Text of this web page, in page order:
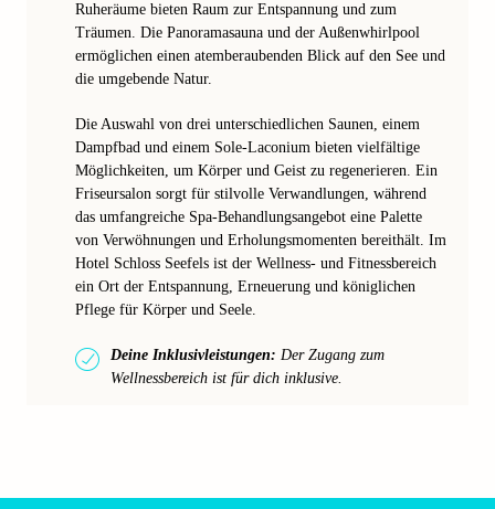
Ruheräume bieten Raum zur Entspannung und zum
Träumen. Die Panoramasauna und der Außenwhirlpool
ermöglichen einen atemberaubenden Blick auf den See und
die umgebende Natur.
Die Auswahl von drei unterschiedlichen Saunen, einem
Dampfbad und einem Sole-Laconium bieten vielfältige
Möglichkeiten, um Körper und Geist zu regenerieren. Ein
Friseursalon sorgt für stilvolle Verwandlungen, während
das umfangreiche Spa-Behandlungsangebot eine Palette
von Verwöhnungen und Erholungsmomenten bereithält. Im
Hotel Schloss Seefels ist der Wellness- und Fitnessbereich
ein Ort der Entspannung, Erneuerung und königlichen
Pflege für Körper und Seele.
Deine Inklusivleistungen: Der Zugang zum
Wellnessbereich ist für dich inklusive.